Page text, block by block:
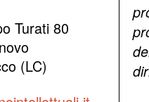
Turati 80
(LC)